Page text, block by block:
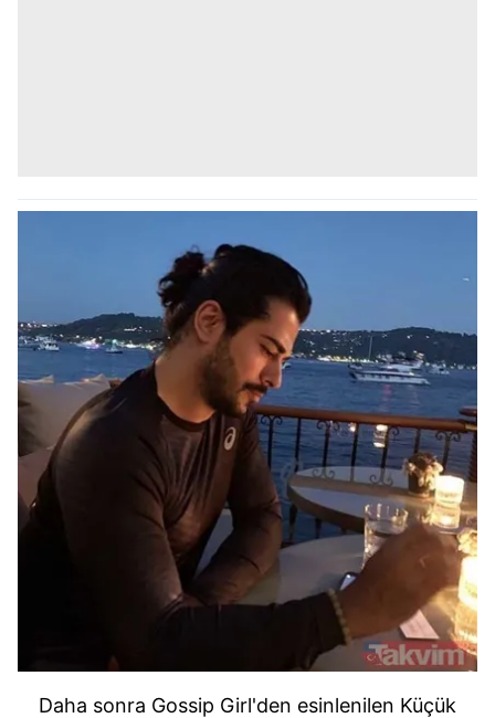
Çerezlere ilişkin tercihlerinizi aşağıda yer alan panel
vasıtasıyla belirleyebilirsiniz. Çerezlere ilişkin detaylı bilgi
için Ayarlar butonuna tıklayabilir,
Çerez Bilgilendirme
ziyaret edebilirsiniz.
6698 sayılı Kişisel Verilerin Korunması Kanunu uyarınca
hazırlanmış Aydınlatma Metnimizi okumak ve sitemizde
ilgili mevzuata uygun olarak kullanılan çerezlerle ilgili bilgi
almak için lütfen
tıklayınız .
Daha sonra Gossip Girl'den esinlenilen Küçük